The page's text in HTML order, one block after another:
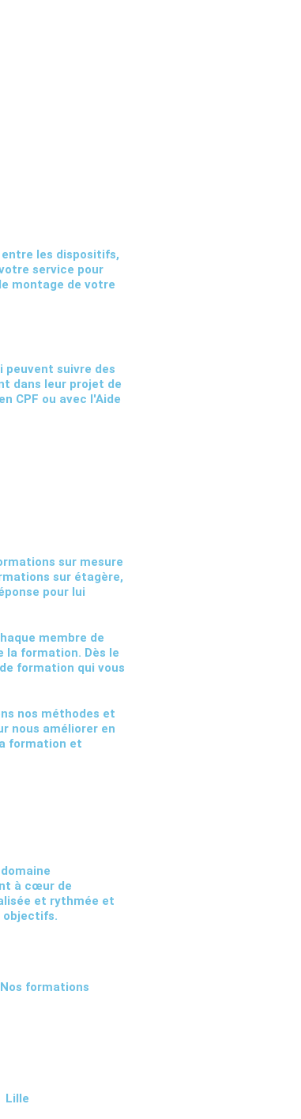
les dispositifs,
service pour
montage de votre
peuvent suivre des
dans leur projet de
CPF ou avec l'Aide
sur mesure
sur étagère,
pour lui
membre de
la formation. Dès le
formation qui vous
nos méthodes et
nous améliorer en
formation et
à cœur de
et rythmée et
objectifs.
formations
Lille